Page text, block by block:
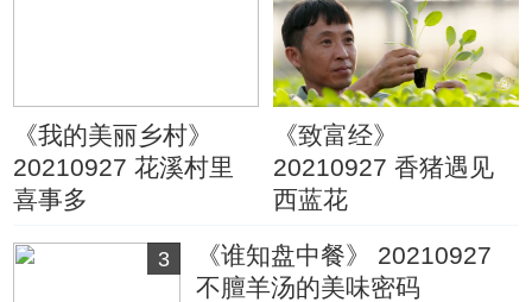
《我的美丽乡村》
20210927 花溪村里
喜事多
《致富经》
20210927 香猪遇见
西蓝花
3
《谁知盘中餐》 20210927
不膻羊汤的美味密码